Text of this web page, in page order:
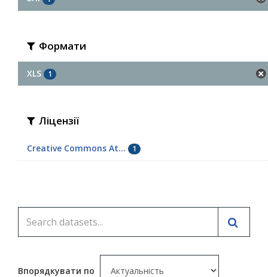
Формати
XLS 1
Ліцензії
Creative Commons At... 1
Впорядкувати по